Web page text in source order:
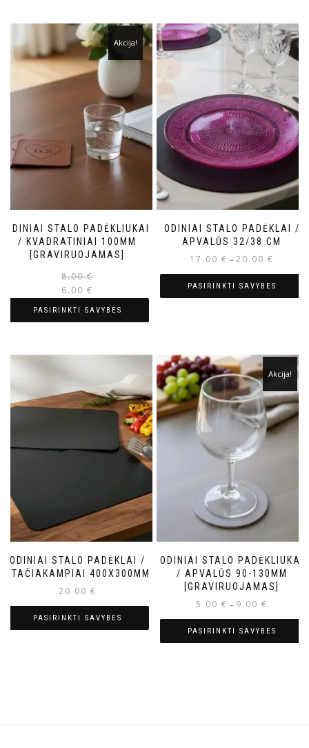
ODINIAI STALO PADĖKLIUKAI
/ KVADRATINIAI 100MM
[GRAVIRUOJAMAS]
Akcija!
8.00€
6.00 €
PASIRINKTI SAVYBES
ODINIAI STALO PADĖKLAI /
APVALŪS 32/38 CM
17.00 € – 20.00 €
PASIRINKTI SAVYBES
ODINIAI STALO PADĖKLAI /
STAČIAKAMPIAI 400X300MM
20.00 €
PASIRINKTI SAVYBES
ODINIAI STALO PADĖKLIUKAI
/ APVALŪS 90-130MM
[GRAVIRUOJAMAS]
Akcija!
5.00 € – 9.00 €
PASIRINKTI SAVYBES